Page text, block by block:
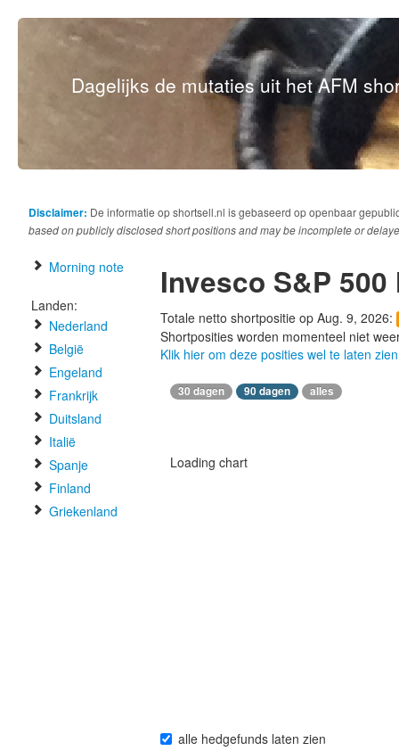
Dagelijks de mutaties uit het AFM
Disclaimer: De informatie op shortsell.nl is gebaseerd op openbaar
based on publicly disclosed short positions and may be incomplete or
Morning note
Landen:
Nederland
België
Engeland
Frankrijk
Duitsland
Italië
Spanje
Finland
Griekenland
Invesco S&P
Totale netto shortpositie op Aug. 9, 2026:
Shortposities worden momenteel niet
Klik hier om deze posities wel te laten zien
30 dagen 90 dagen alles
Loading chart
alle hedgefunds laten zien